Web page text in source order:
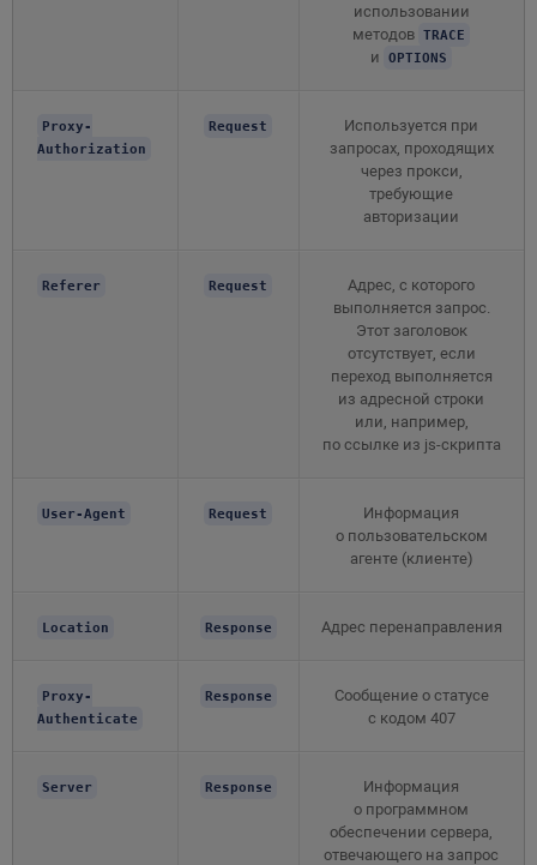
использовании
методов TRACE
и OPTIONS
Proxy-
Authorization
Request
Используется при
запросах, проходящих
через прокси,
требующие
авторизации
Referer Request
Адрес, с которого
выполняется запрос.
Этот заголовок
отсутствует, если
переход выполняется
из адресной строки
или, например,
по ссылке из js-скрипта
User-Agent Request
Информация
о пользовательском
агенте (клиенте)
Location Response Адрес перенаправления
Proxy-
Authenticate
Response
Сообщение о статусе
с кодом 407
Server Response
Информация
о программном
обеспечении сервера,
отвечающего на запрос